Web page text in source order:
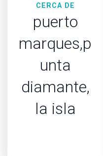
CERCA DE
puerto
marques,p
unta
diamante,
la isla